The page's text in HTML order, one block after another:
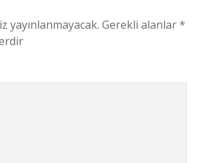
yayınlanmayacak. Gerekli alanlar*